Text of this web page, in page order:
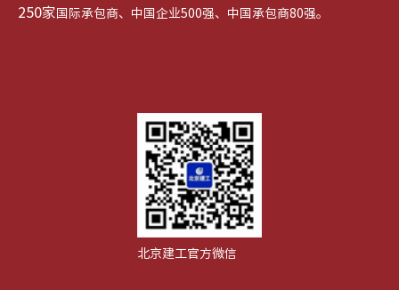
250家 国际承包商、中国企业500强、中国承包商80强。
北京建工官方微信